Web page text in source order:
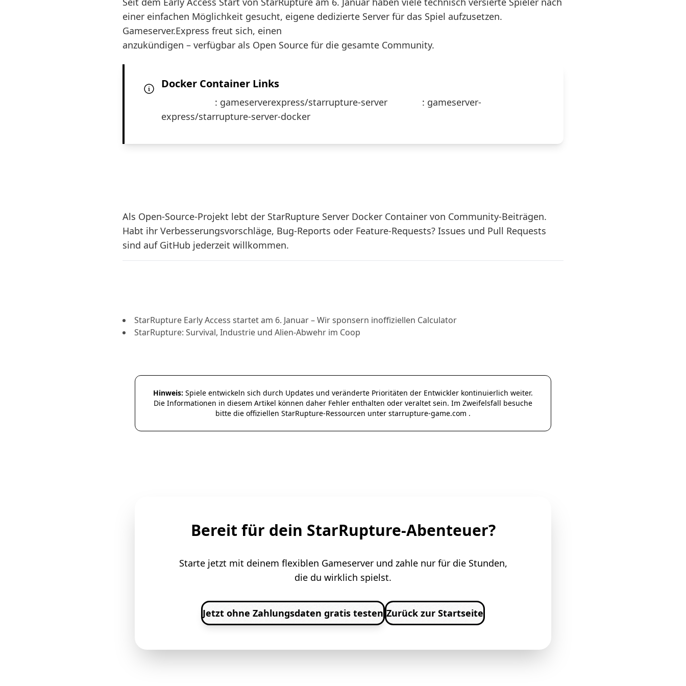
einer einfachen Möglichkeit gesucht, eigene dedizierte Server für das Spiel aufzusetzen.
Gameserver.Express freut sich, einen
anzukündigen – verfügbar als Open Source für die gesamte Community.
Docker Container Links
: gameserverexpress/starrupture-server : gameserver-
express/starrupture-server-docker
Als Open-Source-Projekt lebt der StarRupture Server Docker Container von Community-Beiträgen.
Habt ihr Verbesserungsvorschläge, Bug-Reports oder Feature-Requests? Issues und Pull Requests
sind auf GitHub jederzeit willkommen.
StarRupture Early Access startet am 6. Januar – Wir sponsern inoffiziellen Calculator
StarRupture: Survival, Industrie und Alien-Abwehr im Coop
Hinweis: Spiele entwickeln sich durch Updates und veränderte Prioritäten der Entwickler kontinuierlich weiter.
Die Informationen in diesem Artikel können daher Fehler enthalten oder veraltet sein. Im Zweifelsfall besuche
bitte die offiziellen StarRupture-Ressourcen unter starrupture-game.com .
Bereit für dein StarRupture-Abenteuer?
Starte jetzt mit deinem flexiblen Gameserver und zahle nur für die Stunden,
die du wirklich spielst.
Jetzt ohne Zahlungsdaten gratis testen Zurück zur Startseite